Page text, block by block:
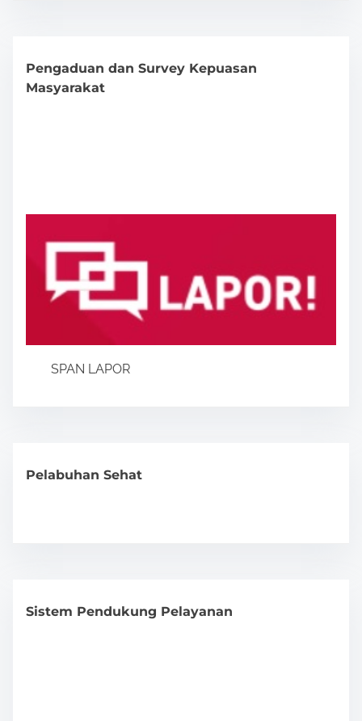
Pengaduan dan Survey Kepuasan
Masyarakat
SPAN LAPOR
Pelabuhan Sehat
Sistem Pendukung Pelayanan